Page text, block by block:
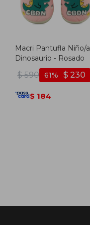
Macri Pantufla Niño/a
Dinosaurio - Rosado
$ 590 $ 230
61
$ 184